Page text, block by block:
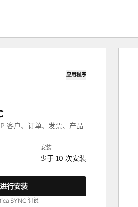
应用程序
客户、订单、发票、产品
安装
少于 10 次安装
行安装
SYNC 订阅